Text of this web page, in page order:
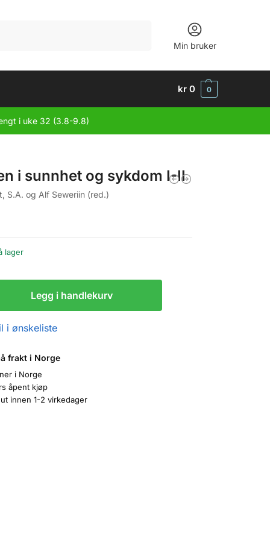
Min bruker
kr 0 0
i uke 32 (3.8-9.8)
i sunnhet og sykdom I-II
S.A. og Alf Seweriin (red.)
lager
Legg i handlekurv
i ønskeliste
frakt i Norge
i Norge
åpent kjøp
innen 1-2 virkedager